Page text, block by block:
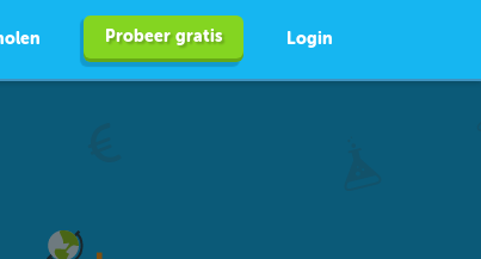
Probeer gratis Login